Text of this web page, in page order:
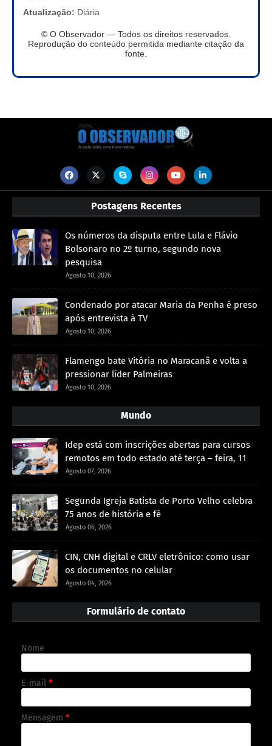
Atualização: Diária
© O Observador — Todos os direitos reservados.
Reprodução do conteúdo permitida mediante citação da
fonte.
Postagens Recentes
Os números da disputa entre Lula e Flávio
Bolsonaro no 2º turno, segundo nova
pesquisa
Agosto 10, 2026
Condenado por atacar Maria da Penha é preso
após entrevista à TV
Agosto 10, 2026
Flamengo bate Vitória no Maracanã e volta a
pressionar líder Palmeiras
Agosto 10, 2026
Mundo
Idep está com inscrições abertas para cursos
remotos em todo estado até terça – feira, 11
Agosto 07, 2026
Segunda Igreja Batista de Porto Velho celebra
75 anos de história e fé
Agosto 06, 2026
CIN, CNH digital e CRLV eletrônico: como usar
os documentos no celular
Agosto 04, 2026
Formulário de contato
Nome
E-mail *
Mensagem *